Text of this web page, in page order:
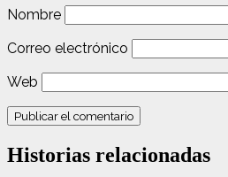
Nombre
Correo electrónico
Web
Historias relacionadas